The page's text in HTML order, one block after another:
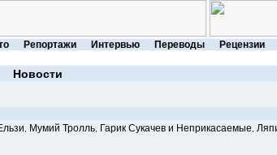
Репортажи Интервью Переводы Рецензии
Новости
Мумий Тролль Гарик Сукачев и Неприкасаемые